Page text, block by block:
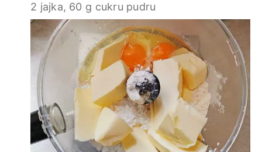
2 jajka, 60 g cukru pudru